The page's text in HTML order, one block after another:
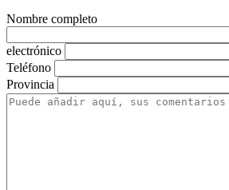
Nombre completo
electrónico
Teléfono
Provincia